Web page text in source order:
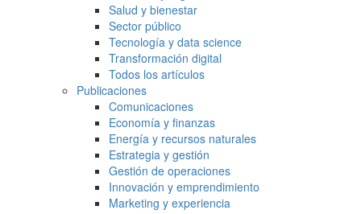
Salud y bienestar
Sector público
Tecnología y data science
Transformación digital
Todos los artículos
Publicaciones
Comunicaciones
Economía y finanzas
Energía y recursos naturales
Estrategia y gestión
Gestión de operaciones
Innovación y emprendimiento
Marketing y experiencia